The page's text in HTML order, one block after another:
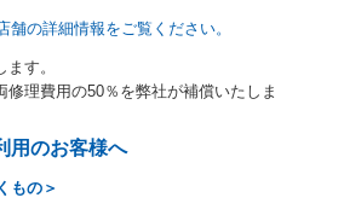
示するものとします。
レンタカーに関する基本通達」（自
7年6月13日）の２．(10)及び(11)の
証とは、道路交通法第９２条に規定
証のうち、道路交通法施行規則第１
１４の書式の運転免許証をいいま
舗の詳細情報をご覧ください。
す。
修理費用の50％を弊社が補償いたしま
用のお客様へ
もの＞